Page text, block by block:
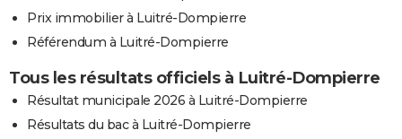
Prix immobilier à Luitré-Dompierre
Référendum à Luitré-Dompierre
Tous les résultats officiels à Luitré-Dompierre
Résultat municipale 2026 à Luitré-Dompierre
Résultats du bac à Luitré-Dompierre